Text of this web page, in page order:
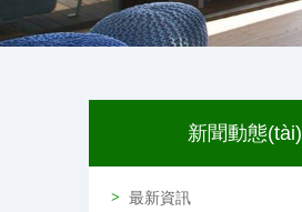
新聞動態(tài)
最新資訊